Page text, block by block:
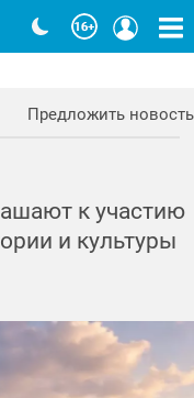
Предложить новость
к участию
и культуры